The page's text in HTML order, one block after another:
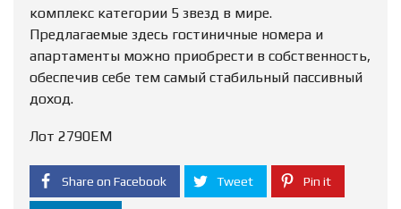
комплекс категории 5 звезд в мире.
Предлагаемые здесь гостиничные номера и
апартаменты можно приобрести в собственность,
обеспечив себе тем самый стабильный пассивный
доход.
Лот 2790ЕМ
Share on Facebook Tweet Pin it